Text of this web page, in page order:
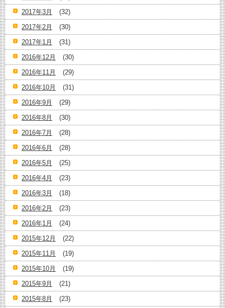
2017年3月
(32)
2017年2月
(30)
2017年1月
(31)
2016年12月
(30)
2016年11月
(29)
2016年10月
(31)
2016年9月
(29)
2016年8月
(30)
2016年7月
(28)
2016年6月
(28)
2016年5月
(25)
2016年4月
(23)
2016年3月
(18)
2016年2月
(23)
2016年1月
(24)
2015年12月
(22)
2015年11月
(19)
2015年10月
(19)
2015年9月
(21)
2015年8月
(23)